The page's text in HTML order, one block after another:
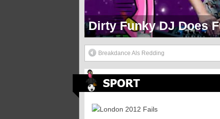
Markie Mark Doet
Breakdance Als Redding